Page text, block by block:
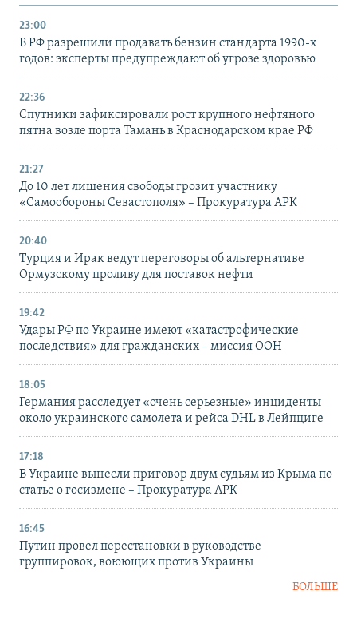
23:00
В РФ разрешили продавать бензин стандарта 1990-х
годов: эксперты предупреждают об угрозе здоровью
22:36
Спутники зафиксировали рост крупного нефтяного
пятна возле порта Тамань в Краснодарском крае РФ
21:27
До 10 лет лишения свободы грозит участнику
«Самообороны Севастополя» – Прокуратура АРК
20:40
Турция и Ирак ведут переговоры об альтернативе
Ормузскому проливу для поставок нефти
19:42
Удары РФ по Украине имеют «катастрофические
последствия» для гражданских – миссия ООН
18:05
Германия расследует «очень серьезные» инциденты
около украинского самолета и рейса DHL в Лейпциге
17:18
В Украине вынесли приговор двум судьям из Крыма по
статье о госизмене – Прокуратура АРК
16:45
Путин провел перестановки в руководстве
группировок, воюющих против Украины
БОЛЬШЕ